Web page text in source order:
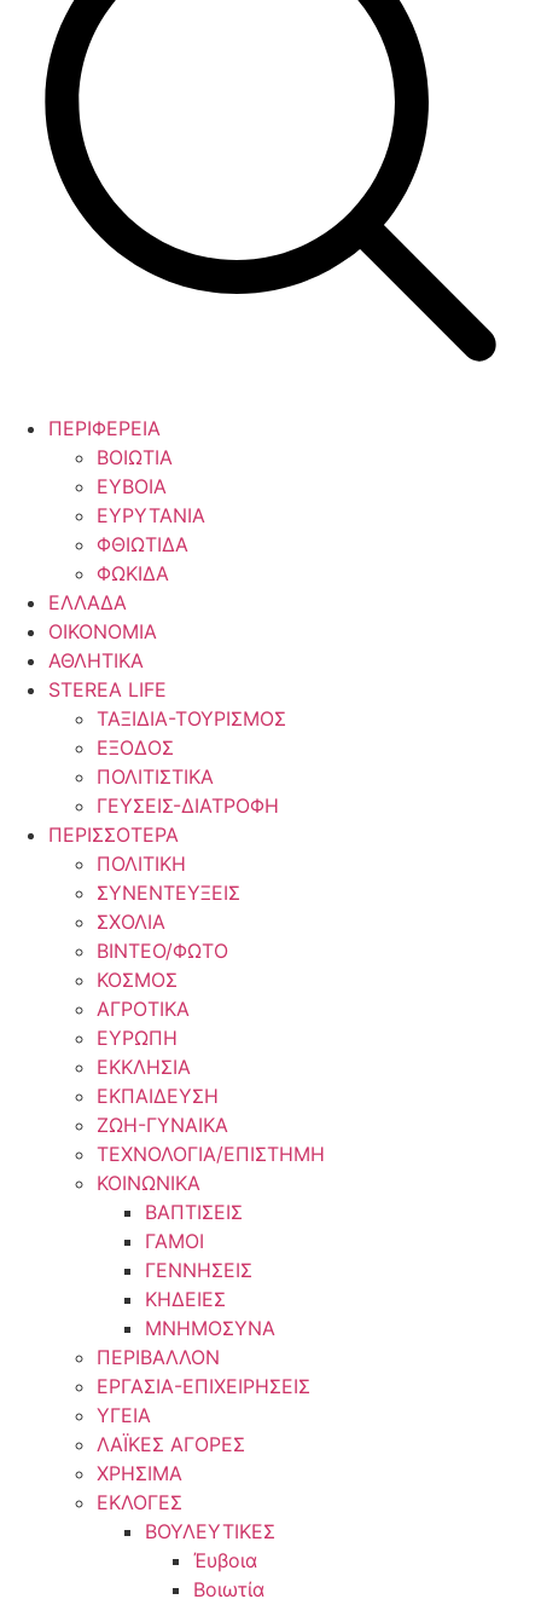
ΠΕΡΙΦΕΡΕΙΑ
ΒΟΙΩΤΙΑ
ΕΥΒΟΙΑ
ΕΥΡΥΤΑΝΙΑ
ΦΘΙΩΤΙΔΑ
ΦΩΚΙΔΑ
ΕΛΛΑΔΑ
ΟΙΚΟΝΟΜΙΑ
ΑΘΛΗΤΙΚΑ
STEREA LIFE
ΤΑΞΙΔΙΑ-ΤΟΥΡΙΣΜΟΣ
ΕΞΟΔΟΣ
ΠΟΛΙΤΙΣΤΙΚΑ
ΓΕΥΣΕΙΣ-ΔΙΑΤΡΟΦΗ
ΠΕΡΙΣΣΟΤΕΡΑ
ΠΟΛΙΤΙΚΗ
ΣΥΝΕΝΤΕΥΞΕΙΣ
ΣΧΟΛΙΑ
ΒΙΝΤΕΟ/ΦΩΤΟ
ΚΟΣΜΟΣ
ΑΓΡΟΤΙΚΑ
ΕΥΡΩΠΗ
ΕΚΚΛΗΣΙΑ
ΕΚΠΑΙΔΕΥΣΗ
ΖΩΗ-ΓΥΝΑΙΚΑ
ΤΕΧΝΟΛΟΓΙΑ/ΕΠΙΣΤΗΜΗ
ΚΟΙΝΩΝΙΚΑ
ΒΑΠΤΙΣΕΙΣ
ΓΑΜΟΙ
ΓΕΝΝΗΣΕΙΣ
ΚΗΔΕΙΕΣ
ΜΝΗΜΟΣΥΝΑ
ΠΕΡΙΒΑΛΛΟΝ
ΕΡΓΑΣΙΑ-ΕΠΙΧΕΙΡΗΣΕΙΣ
ΥΓΕΙΑ
ΛΑΪΚΕΣ ΑΓΟΡΕΣ
ΧΡΗΣΙΜΑ
ΕΚΛΟΓΕΣ
ΒΟΥΛΕΥΤΙΚΕΣ
Έυβοια
Βοιωτία